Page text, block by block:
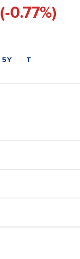
(-0.77%)
5Y T